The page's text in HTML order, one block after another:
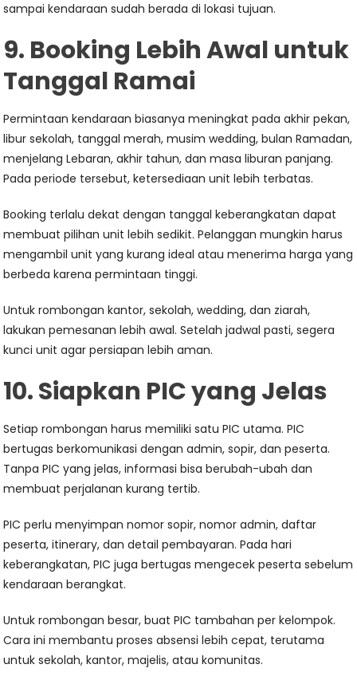
sampai kendaraan sudah berada di lokasi tujuan.
9. Booking Lebih Awal untuk
Tanggal Ramai
Permintaan kendaraan biasanya meningkat pada akhir pekan,
libur sekolah, tanggal merah, musim wedding, bulan Ramadan,
menjelang Lebaran, akhir tahun, dan masa liburan panjang.
Pada periode tersebut, ketersediaan unit lebih terbatas.
Booking terlalu dekat dengan tanggal keberangkatan dapat
membuat pilihan unit lebih sedikit. Pelanggan mungkin harus
mengambil unit yang kurang ideal atau menerima harga yang
berbeda karena permintaan tinggi.
Untuk rombongan kantor, sekolah, wedding, dan ziarah,
lakukan pemesanan lebih awal. Setelah jadwal pasti, segera
kunci unit agar persiapan lebih aman.
10. Siapkan PIC yang Jelas
Setiap rombongan harus memiliki satu PIC utama. PIC
bertugas berkomunikasi dengan admin, sopir, dan peserta.
Tanpa PIC yang jelas, informasi bisa berubah-ubah dan
membuat perjalanan kurang tertib.
PIC perlu menyimpan nomor sopir, nomor admin, daftar
peserta, itinerary, dan detail pembayaran. Pada hari
keberangkatan, PIC juga bertugas mengecek peserta sebelum
kendaraan berangkat.
Untuk rombongan besar, buat PIC tambahan per kelompok.
Cara ini membantu proses absensi lebih cepat, terutama
untuk sekolah, kantor, majelis, atau komunitas.